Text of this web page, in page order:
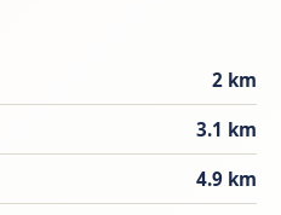
2 km
3.1 km
4.9 km